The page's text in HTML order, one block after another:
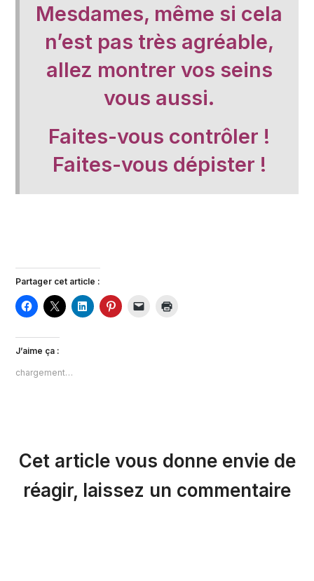
Mesdames, même si cela
n’est pas très agréable,
allez montrer vos seins
vous aussi.
Faites-vous contrôler !
Faites-vous dépister !
Partager cet article :
J’aime ça :
chargement…
Cet article vous donne envie de
réagir, laissez un commentaire